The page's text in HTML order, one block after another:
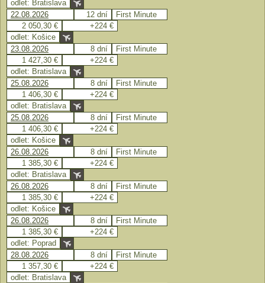
odlet: Bratislava
22.08.2026
12 dní
First Minute
2 050,30 €
+224 €
odlet: Košice
23.08.2026
8 dní
First Minute
1 427,30 €
+224 €
odlet: Bratislava
25.08.2026
8 dní
First Minute
1 406,30 €
+224 €
odlet: Bratislava
25.08.2026
8 dní
First Minute
1 406,30 €
+224 €
odlet: Košice
26.08.2026
8 dní
First Minute
1 385,30 €
+224 €
odlet: Bratislava
26.08.2026
8 dní
First Minute
1 385,30 €
+224 €
odlet: Košice
26.08.2026
8 dní
First Minute
1 385,30 €
+224 €
odlet: Poprad
28.08.2026
8 dní
First Minute
1 357,30 €
+224 €
odlet: Bratislava